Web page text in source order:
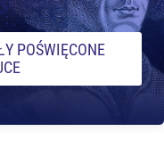
POŚWIĘCONE